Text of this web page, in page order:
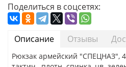
Поделиться в соцсетях:
Описание Отзывы
Рюкзак армейский "СПЕЦНАЗ",